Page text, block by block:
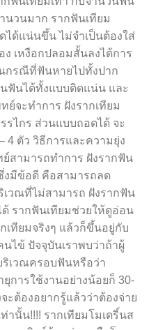
นวนมาก รากฟันเทียม
ด้แน่นขึ้น ไม่จำเป็นต้องใส่
เหงือกปลอมสั้นลงได้การ
กรณีที่ฟันหายไปทั้งปาก
ฟันได้ทั้งแบบติดแน่น และ
จะทำการ ฝังรากเทียม
รไกร ส่วนแบบถอดได้ จะ
4 ตัว วิธีการและความยุ่ง
สามารถทำการ ฝังรากฟัน
งมีข้อดี คือสามารถลด
เวณที่ไม่สามารถ ฝังรากฟัน
รากฟันเทียมช่วยให้ดูอ่อน
เทียมจริงๆ แล้วก็ขึ้นอยู่กับ
ไข้ ปัจจุบันเราพบว่าถ้าผู้
เวณครอบฟันหรือว่า
การใช้งานอย่างน้อยก็ 30-
ต้องอยากรู้แล้วว่าต้องจ่าย
านั้น!!!! รากเทียมโมเดริ์นส